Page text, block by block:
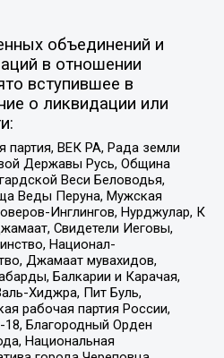
объединений и
в отношении
вступившее в
о ликвидации или
партия, ВЕК РА, Рада земли
Державы Русь, Община
Веси Беловодья,
Веды Перуна, Мужская
Инглингов, Нурджулар, К
Свидетели Иеговы,
Национал-
Джамаат мувахидов,
Балкарии и Карачая,
Хиджра, Пит Буль,
рабочая партия России,
Благородный Орден
Национальная